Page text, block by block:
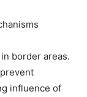
border areas.
influence of